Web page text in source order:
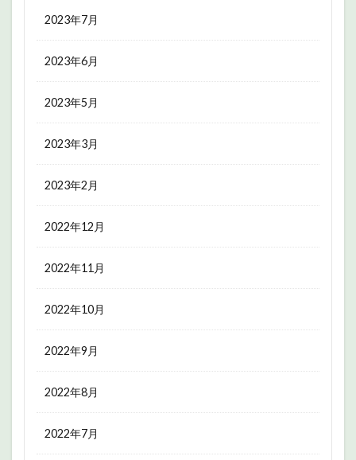
2023年7月
2023年6月
2023年5月
2023年3月
2023年2月
2022年12月
2022年11月
2022年10月
2022年9月
2022年8月
2022年7月